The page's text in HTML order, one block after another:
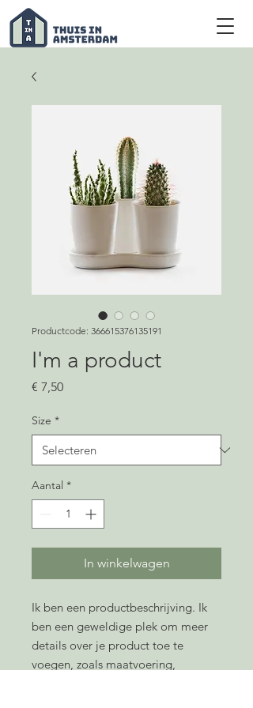
Productcode: 366615376135191
I'm a product
€ 7,50Prijs
Size *
Aantal *
In winkelwagen
Ik ben een productbeschrijving. Ik
ben een geweldige plek om meer
details over je product toe te
voegen, zoals maatvoering,